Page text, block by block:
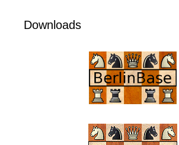
Downloads